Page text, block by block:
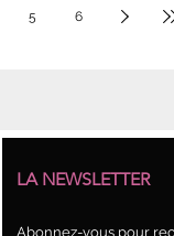
5 6
LA NEWSLETTER
Abonnez-vous pour